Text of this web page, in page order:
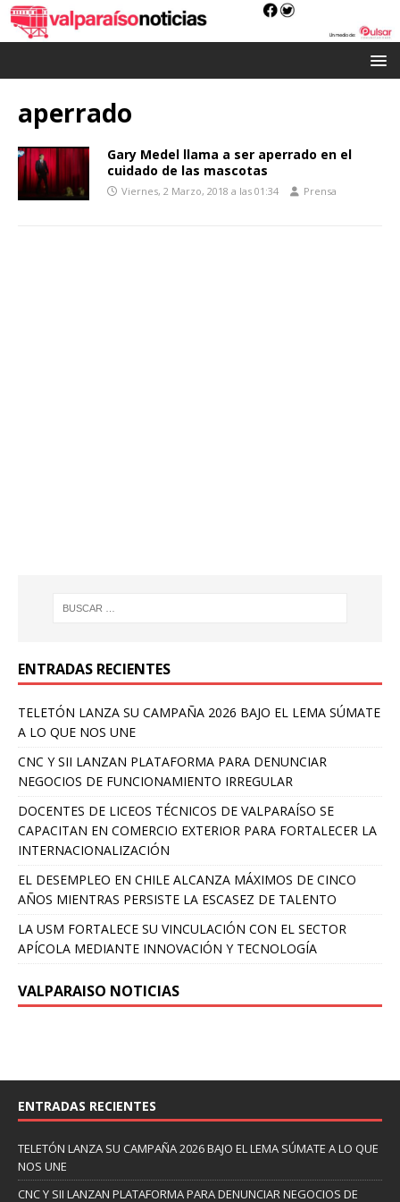
aperrado
Gary Medel llama a ser aperrado en el
cuidado de las mascotas
Viernes, 2 Marzo, 2018 a las 01:34 Prensa
ENTRADAS RECIENTES
TELETÓN LANZA SU CAMPAÑA 2026 BAJO EL LEMA SÚMATE
A LO QUE NOS UNE
CNC Y SII LANZAN PLATAFORMA PARA DENUNCIAR
NEGOCIOS DE FUNCIONAMIENTO IRREGULAR
DOCENTES DE LICEOS TÉCNICOS DE VALPARAÍSO SE
CAPACITAN EN COMERCIO EXTERIOR PARA FORTALECER LA
INTERNACIONALIZACIÓN
EL DESEMPLEO EN CHILE ALCANZA MÁXIMOS DE CINCO
AÑOS MIENTRAS PERSISTE LA ESCASEZ DE TALENTO
LA USM FORTALECE SU VINCULACIÓN CON EL SECTOR
APÍCOLA MEDIANTE INNOVACIÓN Y TECNOLOGÍA
VALPARAISO NOTICIAS
ENTRADAS RECIENTES
TELETÓN LANZA SU CAMPAÑA 2026 BAJO EL LEMA SÚMATE A LO QUE
NOS UNE
CNC Y SII LANZAN PLATAFORMA PARA DENUNCIAR NEGOCIOS DE